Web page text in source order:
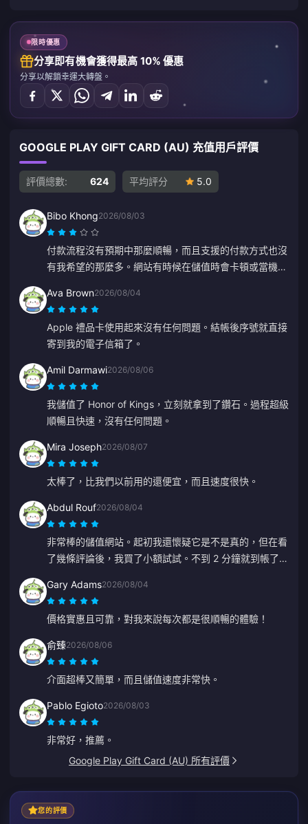
限時優惠
分享即有機會獲得最高 10% 優惠
分享以解鎖幸運大轉盤。
GOOGLE PLAY GIFT CARD (AU) 充值用戶評價
評價總數: 624 平均評分 5.0
Bibo Khong2026/08/03
付款流程沒有預期中那麼順暢，而且支援的付款方式也沒
有我希望的那麼多。網站有時候在儲值時會卡頓或當機，
些問題能解決，會讓人覺得可靠得多。
Ava Brown2026/08/04
Apple 禮品卡使用起來沒有任何問題。結帳後序號就直接
寄到我的電子信箱了。
Amil Darmawi2026/08/06
我儲值了 Honor of Kings，立刻就拿到了鑽石。過程超級
順暢且快速，沒有任何問題。
Mira Joseph2026/08/07
太棒了，比我們以前用的還便宜，而且速度很快。
Abdul Rouf2026/08/04
非常棒的儲值網站。起初我還懷疑它是不是真的，但在看
了幾條評論後，我買了小額試試。不到 2 分鐘就到帳了，
Gary Adams2026/08/04
價格實惠且可靠，對我來說每次都是很順暢的體驗！
俞臻2026/08/06
介面超棒又簡單，而且儲值速度非常快。
Pablo Egioto2026/08/03
非常好，推薦。
Google Play Gift Card (AU) 所有評價
您的評價